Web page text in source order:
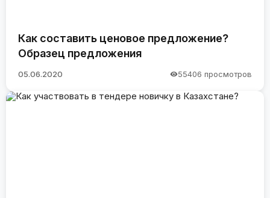
Как составить ценовое предложение?
Образец предложения
05.06.2020 55406 просмотров